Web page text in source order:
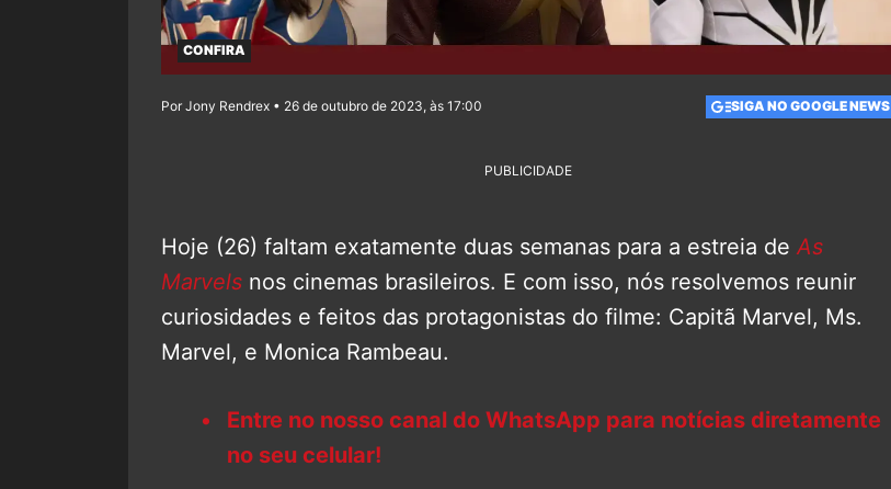
CONFIRA
Por Jony Rendrex • 26 de outubro de 2023, às 17:00 SIGA NO GOOGLE NEWS
PUBLICIDADE
Hoje (26) faltam exatamente duas semanas para a estreia de As
Marvels nos cinemas brasileiros. E com isso, nós resolvemos reunir
curiosidades e feitos das protagonistas do filme: Capitã Marvel, Ms.
Marvel, e Monica Rambeau.
Entre no nosso canal do WhatsApp para notícias diretamente
no seu celular!